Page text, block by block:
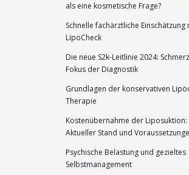
als eine kosmetische Frage?
Schnelle fachärztliche Einschätzung
LipoCheck
Die neue S2k-Leitlinie 2024:
Fokus der Diagnostik
Grundlagen der konservativen
Therapie
Kostenübernahme der Liposuktion:
Aktueller Stand und
Psychische Belastung und gezieltes
Selbstmanagement